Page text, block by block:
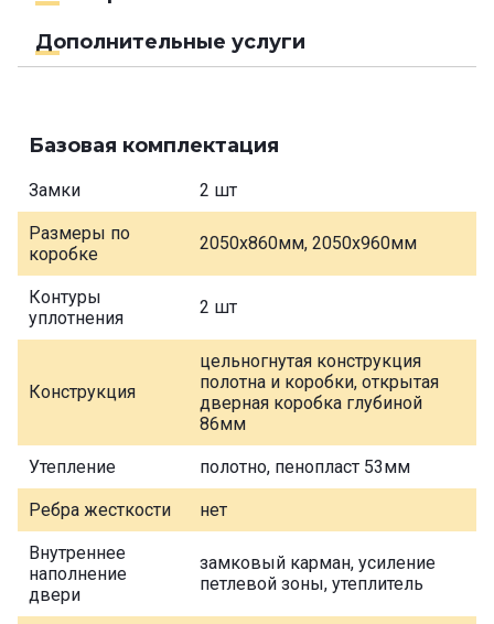
Дополнительные услуги
Базовая комплектация
Замки 2 шт
Размеры по
коробке
2050х860мм, 2050х960мм
Контуры
уплотнения
2 шт
Конструкция
цельногнутая конструкция
полотна и коробки, открытая
дверная коробка глубиной
86мм
Утепление полотно, пенопласт 53мм
Ребра жесткости нет
Внутреннее
наполнение
двери
замковый карман, усиление
петлевой зоны, утеплитель